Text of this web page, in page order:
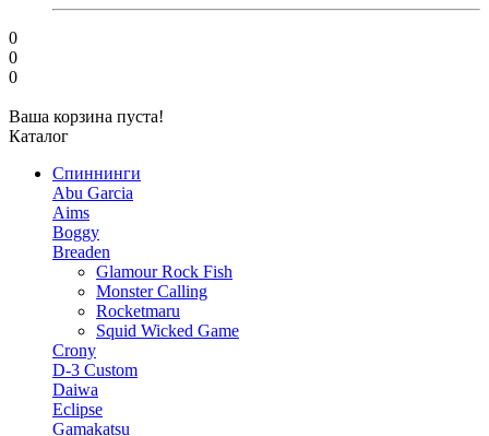
0
0
0
Ваша корзина пуста!
Каталог
Спиннинги
Abu Garcia
Aims
Boggy
Breaden
Glamour Rock Fish
Monster Calling
Rocketmaru
Squid Wicked Game
Crony
D-3 Custom
Daiwa
Eclipse
Gamakatsu